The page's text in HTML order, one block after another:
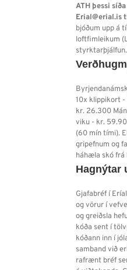
ATH þessi
Erial@erial.is
bjóðum upp á
loftfimleikum
styrktarþjálfun.
10x klippikort
kr. 26.300
viku - kr.
(60 mín tími).
gripefnum og
háhæla skó
Hagnýtar
Gjafabréf í
og vörur í
og greiðsla
kóða sent í
kóðann inn í
samband við
rafrænt bréf